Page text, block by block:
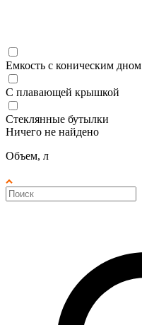
Емкость с коническим дном
С плавающей крышкой
Стеклянные бутылки
Ничего не найдено
Объем, л